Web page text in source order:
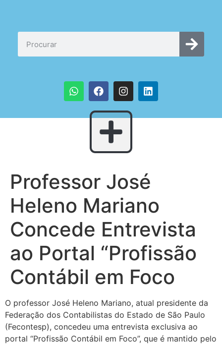
Professor José
Heleno Mariano
Concede Entrevista
ao Portal “Profissão
Contábil em Foco
O professor José Heleno Mariano, atual presidente da
Federação dos Contabilistas do Estado de São Paulo
(Fecontesp), concedeu uma entrevista exclusiva ao
portal “Profissão Contábil em Foco”, que é mantido pelo